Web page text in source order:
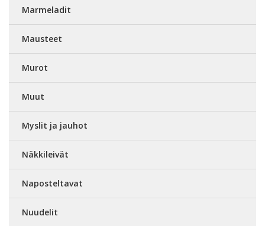
Marmeladit
Mausteet
Murot
Muut
Myslit ja jauhot
Näkkileivät
Naposteltavat
Nuudelit